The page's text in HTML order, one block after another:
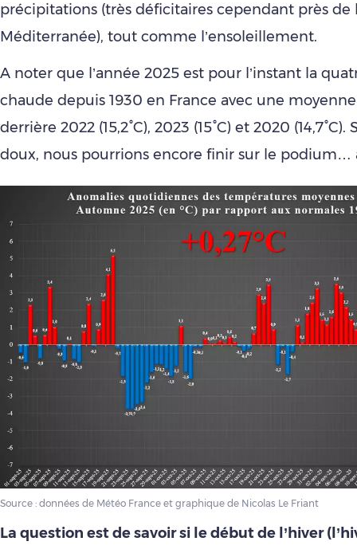
précipitations (très déficitaires cependant près de
Méditerranée), tout comme l’ensoleillement.
A noter que l’année 2025 est pour l’instant la
chaude depuis 1930 en France avec une moyenne
derrière 2022 (15,2°C), 2023 (15°C) et 2020
doux, nous pourrions encore finir sur le podium…
Source : données de Météo France et graphique de Nicolas Le Friant
La question est de savoir si le début de l’hiver